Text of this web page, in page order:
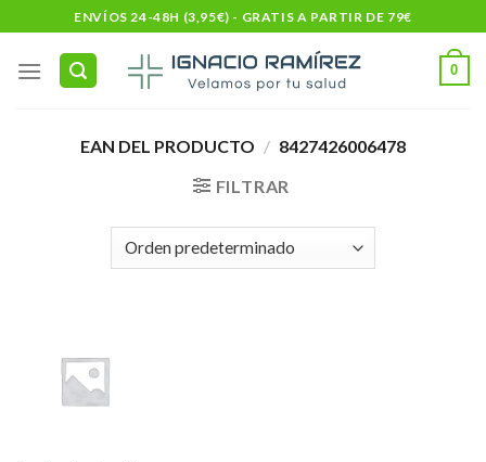
to
content
ENVÍOS 24-48H (3,95€) - GRATIS A PARTIR DE 79€
0
EAN DEL PRODUCTO / 8427426006478
FILTRAR